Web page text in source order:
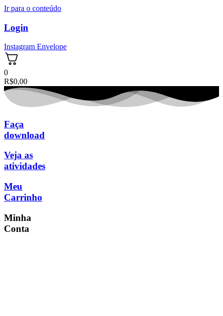
Ir para o conteúdo
Login
Instagram Envelope
0
R$0,00
Faça
download
Veja as
atividades
Meu
Carrinho
Minha
Conta